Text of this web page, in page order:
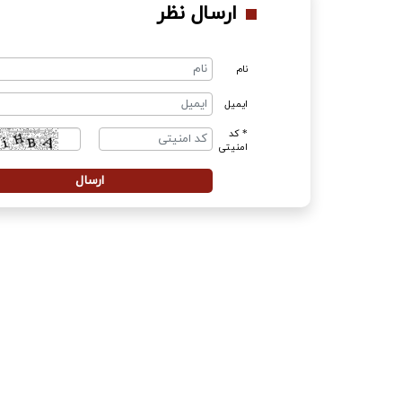
ارسال نظر
نام
ایمیل
* کد
امنیتی